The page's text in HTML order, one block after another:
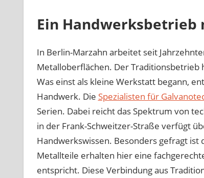
Ein Handwerksbetrieb
In Berlin-Marzahn arbeitet seit
Metalloberflächen. Der Traditionsbetrieb
Was einst als kleine Werkstatt begann,
Handwerk. Die Spezialisten für
Serien. Dabei reicht das Spektrum von
in der Frank-Schweitzer-Straße verfügt
Handwerkswissen. Besonders gefragt
Metallteile erhalten hier eine
entspricht. Diese Verbindung aus